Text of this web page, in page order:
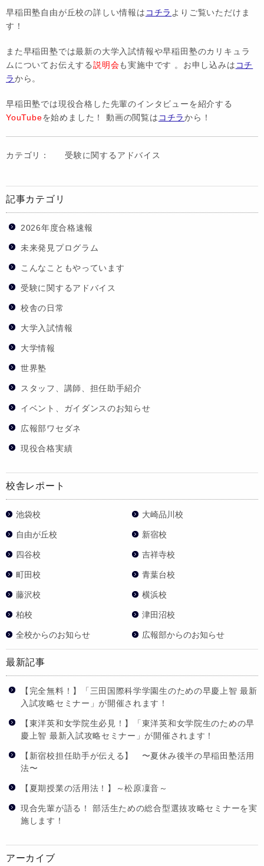
早稲田塾自由が丘校の詳しい情報は コチラ よりご覧いただけま
す！
また早稲田塾では最新の大学入試情報や早稲田塾のカリキュラ
ムについてお伝えする説明会も実施中です 。お申し込みは コチ
ラから。
早稲田塾では現役合格した先輩のインタビューを紹介する
YouTubeを始めました！ 動画の閲覧は コチラから！
カテゴリ： 受験に関するアドバイス
記事カテゴリ
2026年度合格速報
未来発見プログラム
こんなこともやっています
受験に関するアドバイス
校舎の日常
大学入試情報
大学情報
世界塾
スタッフ、講師、担任助手紹介
イベント、ガイダンスのお知らせ
広報部ワセダネ
現役合格実績
校舎レポート
池袋校 大崎品川校
自由が丘校 新宿校
四谷校 吉祥寺校
町田校 青葉台校
藤沢校 横浜校
柏校 津田沼校
全校からのお知らせ 広報部からのお知らせ
最新記事
【完全無料！】「三田国際科学学園生のための早慶上智 最新
入試攻略セミナー」が開催されます！
【東洋英和女学院生必見！】「東洋英和女学院生のための早
慶上智 最新入試攻略セミナー」が開催されます！
【新宿校担任助手が伝える】 〜夏休み後半の早稲田塾活用
法〜
【夏期授業の活用法！】～松原凜音～
現合先輩が語る！ 部活生ための総合型選抜攻略セミナーを実
施します！
アーカイブ